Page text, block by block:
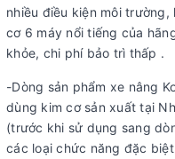
nhiều điều kiện môi
cơ 6 máy nổi tiếng của
khỏe, chi phí bảo trì thấp .
-Dòng sản phẩm xe nâng
dùng kim cơ sản xuất tại
(trước khi sử dụng sang
các loại chức năng đặc